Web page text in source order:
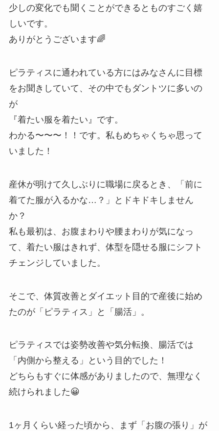
少しの変化でも聞くことができるとものすごく嬉
しいです。
ありがとうございます🌈
ピラティスに通われている方にはみなさんに目標
をお聞きしていて、その中でもダントツに多いの
が
『着たい服を着たい』です。
わかる〜〜〜！！です。私もめちゃくちゃ思って
いました！
産休が明けて久しぶりに職場に戻るとき、「前に
着てた服が入るかな…？」とドキドキしません
か？
私も最初は、お腹まわりや腰まわりが気になっ
て、着たい服はきれず、体型を隠せる服にシフト
チェンジしていました。
そこで、体質改善とダイエット目的で産後に始め
たのが「ピラティス」と「腸活」。
ピラティスでは姿勢改善や気分転換、腸活では
「内側から整える」という目的でした！
どちらもすぐに体感がありましたので、無理なく
続けられました😀
1ヶ月くらい経った頃から、まず「お腹の張り」が